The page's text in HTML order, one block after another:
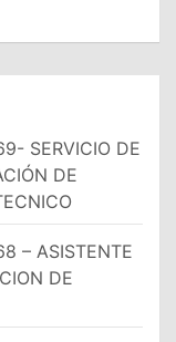
SERVICIO DE
DE
– ASISTENTE
DE